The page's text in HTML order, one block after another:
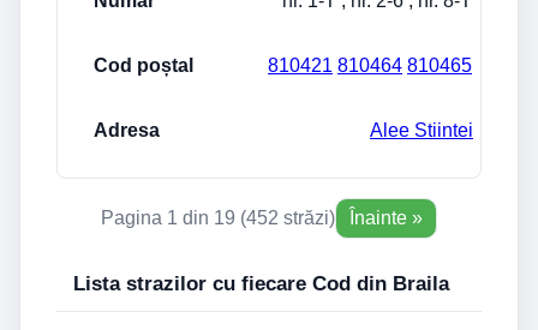
810421 810464 810465
Alee Stiintei
Pagina 1 din 19 (452 străzi) Înainte »
Lista strazilor cu fiecare Cod din Braila